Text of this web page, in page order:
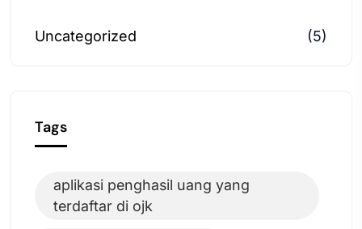
Uncategorized (5)
Tags
aplikasi penghasil uang yang
terdaftar di ojk